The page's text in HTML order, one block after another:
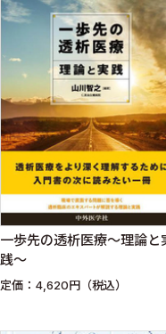
一歩先の透析医療〜理論と
践〜
定価：4,620円（税込）